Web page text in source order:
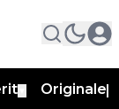
Originale